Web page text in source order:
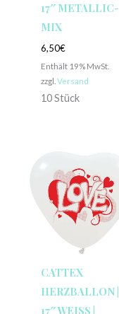
17″ METALLIC-
MIX
6,50€
Enthält 19% MwSt.
zzgl. Versand
10 Stück
CATTEX
HERZBALLON |
17″ WEISS | “